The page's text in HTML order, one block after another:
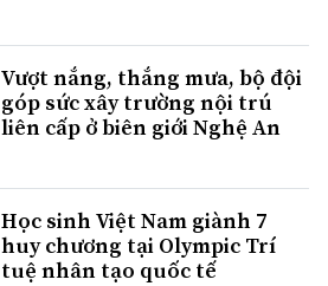
Vượt nắng, thắng mưa, bộ đội
góp sức xây trường nội trú
liên cấp ở biên giới Nghệ An
Học sinh Việt Nam giành 7
huy chương tại Olympic Trí
tuệ nhân tạo quốc tế